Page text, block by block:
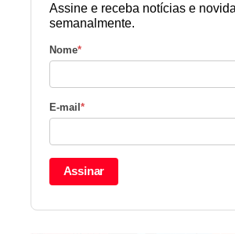
Assine e receba notícias e
semanalmente.
Nome*
E-mail *
Assinar